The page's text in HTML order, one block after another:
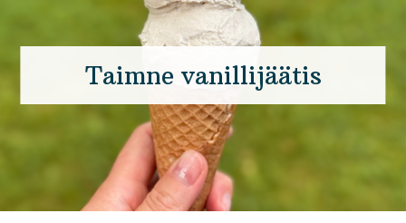
Taimne vanillijäätis